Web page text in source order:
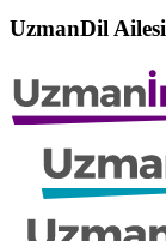
UzmanDil Ailesi